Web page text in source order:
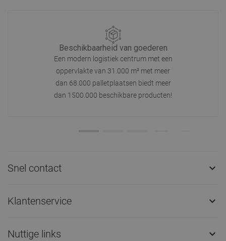
Beschikbaarheid van goederen
Een modern logistiek centrum met een
oppervlakte van 31.000 m² met meer
dan 68.000 palletplaatsen biedt meer
dan 1500.000 beschikbare producten!
Snel contact 
Klantenservice 
Nuttige links 